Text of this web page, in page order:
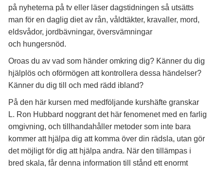
på nyheterna på tv eller läser dagstidningen så utsätts
man för en daglig diet av rån, våldtäkter, kravaller, mord,
eldsvådor, jordbävningar, översvämningar
och hungersnöd.
Oroas du av vad som händer omkring dig? Känner du dig
hjälplös och oförmögen att kontrollera dessa händelser?
Känner du dig till och med rädd ibland?
På den här kursen med medföljande kurshäfte granskar
L. Ron Hubbard noggrant det här fenomenet med en farlig
omgivning, och tillhandahåller metoder som inte bara
kommer att hjälpa dig att komma över din rädsla, utan gör
det möjligt för dig att hjälpa andra. När den tillämpas i
bred skala, får denna information till stånd ett enormt